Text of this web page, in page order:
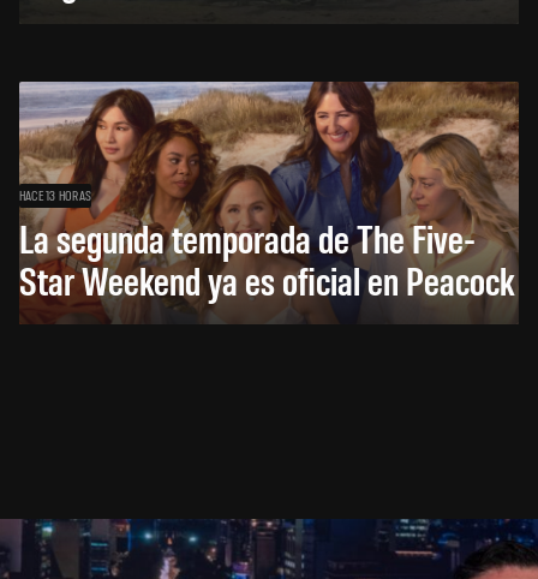
HACE 13 HORAS
La segunda temporada de The Five-
Star Weekend ya es oficial en Peacock